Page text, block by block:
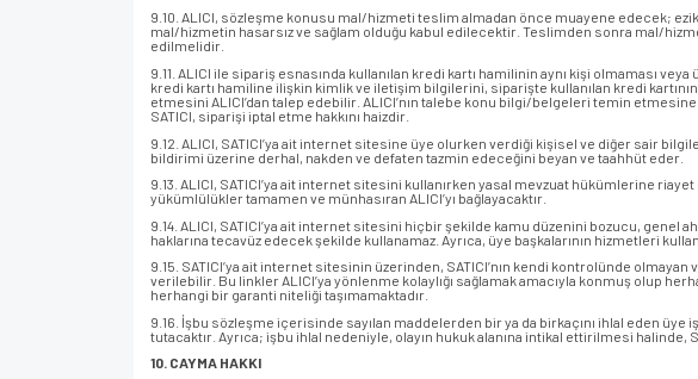
9.10. ALICI, sözleşme konusu mal/hizmeti teslim almadan önce muayene edecek;
mal/hizmetin hasarsız ve sağlam olduğu kabul edilecektir. Teslimden sonra mal/
edilmelidir.
9.11. ALICI ile sipariş esnasında kullanılan kredi kartı hamilinin aynı kişi olmaması
kredi kartı hamiline ilişkin kimlik ve iletişim bilgilerini, siparişte kullanılan kredi
etmesini ALICI’dan talep edebilir. ALICI’nın talebe konu bilgi/belgeleri temin
SATICI, siparişi iptal etme hakkını haizdir.
9.12. ALICI, SATICI’ya ait internet sitesine üye olurken verdiği kişisel ve diğer sair
bildirimi üzerine derhal, nakden ve defaten tazmin edeceğini beyan ve taahhüt eder.
9.13. ALICI, SATICI’ya ait internet sitesini kullanırken yasal mevzuat hükümlerine
yükümlülükler tamamen ve münhasıran ALICI’yı bağlayacaktır.
9.14. ALICI, SATICI’ya ait internet sitesini hiçbir şekilde kamu düzenini bozucu, genel
haklarına tecavüz edecek şekilde kullanamaz. Ayrıca, üye başkalarının hizmetleri
9.15. SATICI’ya ait internet sitesinin üzerinden, SATICI’nın kendi kontrolünde
verilebilir. Bu linkler ALICI’ya yönlenme kolaylığı sağlamak amacıyla konmuş olup
herhangi bir garanti niteliği taşımamaktadır.
9.16. İşbu sözleşme içerisinde sayılan maddelerden bir ya da birkaçını ihlal eden
tutacaktır. Ayrıca; işbu ihlal nedeniyle, olayın hukuk alanına intikal ettirilmesi halinde,
10. CAYMA HAKKI